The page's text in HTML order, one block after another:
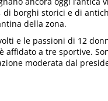
borghi storici e di
della zona.
e le passioni di 12
affidato a tre sportive.
moderata dal